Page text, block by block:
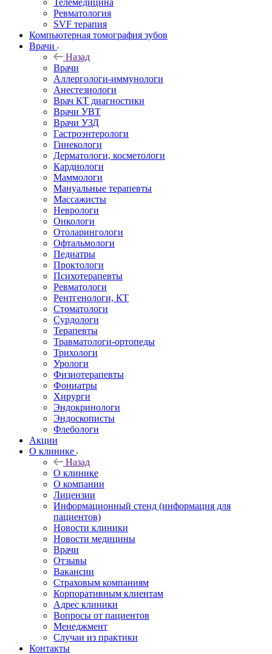
Телемедицина
Ревматология
SVF терапия
Компьютерная томография зубов
Врачи
Назад
Врачи
Аллергологи-иммунологи
Анестезиологи
Врач КТ диагностики
Врачи УВТ
Врачи УЗД
Гастроэнтерологи
Гинекологи
Дерматологи, косметологи
Кардиологи
Маммологи
Мануальные терапевты
Массажисты
Неврологи
Онкологи
Отоларингологи
Офтальмологи
Педиатры
Проктологи
Психотерапевты
Ревматологи
Рентгенологи, КТ
Стоматологи
Сурдологи
Терапевты
Травматологи-ортопеды
Трихологи
Урологи
Физиотерапевты
Фониатры
Хирурги
Эндокринологи
Эндоскописты
Флебологи
Акции
О клинике
Назад
О клинике
О компании
Лицензии
Информационный стенд (информация для
пациентов)
Новости клиники
Новости медицины
Врачи
Отзывы
Вакансии
Страховым компаниям
Корпоративным клиентам
Адрес клиники
Вопросы от пациентов
Менеджмент
Случаи из практики
Контакты